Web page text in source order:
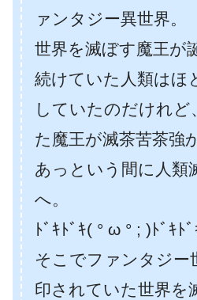
ァンタジー異世界。
世界を滅ぼす魔王が
続けていた人類は
していたのだけれど
た魔王が滅茶苦茶強
あっという間に人類
へ。
ﾄﾞｷﾄﾞｷ( ° ω ° ; )ﾄﾞｷﾄ
そこでファンタジー
印されていた世界を